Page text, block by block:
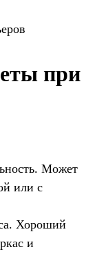
при
Может
или с
Хороший
и